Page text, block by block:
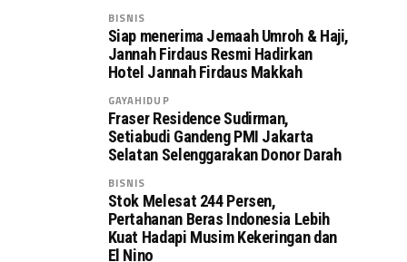
BISNIS
Siap menerima Jemaah Umroh & Haji,
Jannah Firdaus Resmi Hadirkan
Hotel Jannah Firdaus Makkah
GAYAHIDUP
Fraser Residence Sudirman,
Setiabudi Gandeng PMI Jakarta
Selatan Selenggarakan Donor Darah
BISNIS
Stok Melesat 244 Persen,
Pertahanan Beras Indonesia Lebih
Kuat Hadapi Musim Kekeringan dan
El Nino